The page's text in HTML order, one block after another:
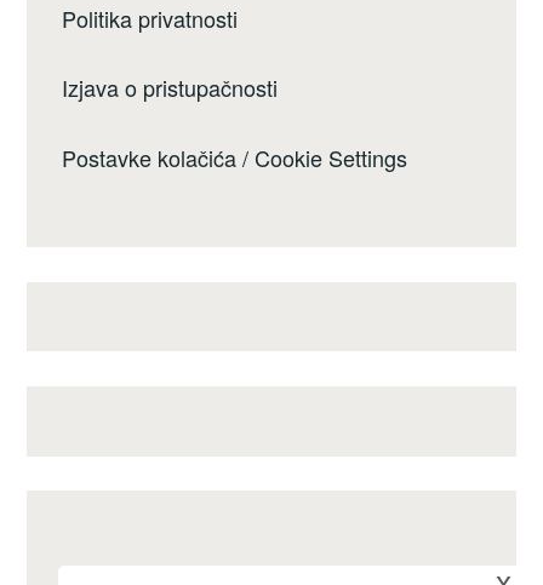
Politika privatnosti
Izjava o pristupačnosti
Postavke kolačića / Cookie Settings